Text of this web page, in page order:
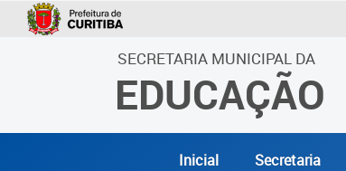
SECRETARIA MUNICIPAL DA
EDUCAÇÃO
Inicial Secretaria